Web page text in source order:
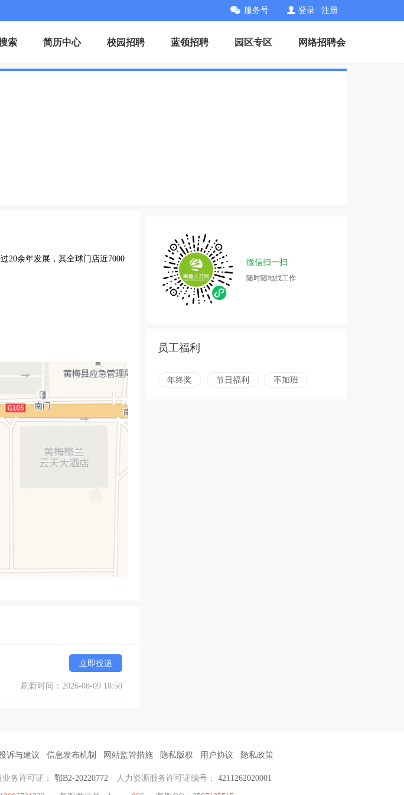
服务号 登录 注册
索 简历中心 校园招聘 蓝领招聘 园区专区 网络招聘会
20余年发展，其全球门店近7000
立即投递
刷新时间：2026-08-09 18:50
微信扫一扫
随时随地找工作
员工福利
年终奖 节日福利 不加班
诉与建议 信息发布机制 网站监管措施 隐私版权 用户协议 隐私政策
务许可证： 鄂B2-20220772 人力资源服务许可证编号： 4211262020001